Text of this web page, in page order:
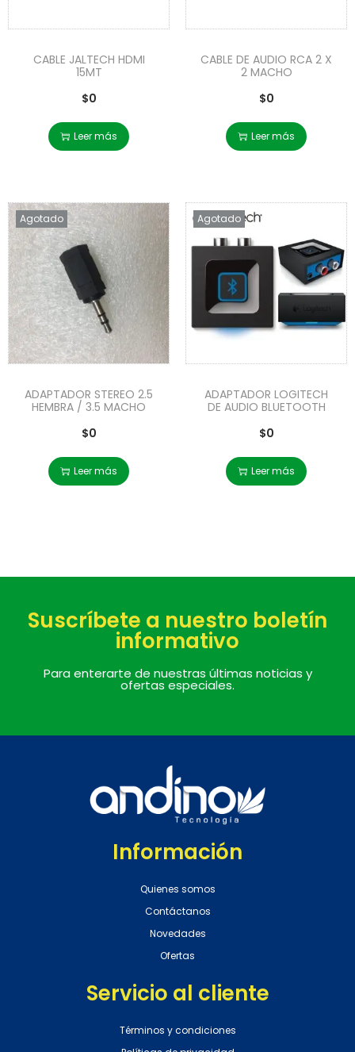
CABLE JALTECH HDMI
15MT
$0
Leer más
CABLE DE AUDIO RCA 2 X
2 MACHO
$0
Leer más
Agotado
ADAPTADOR STEREO 2.5
HEMBRA / 3.5 MACHO
$0
Leer más
Agotado
ADAPTADOR LOGITECH
DE AUDIO BLUETOOTH
$0
Leer más
Suscríbete a nuestro boletín
informativo
Para enterarte de nuestras últimas noticias y
ofertas especiales.
Información
Quienes somos
Contáctanos
Novedades
Ofertas
Servicio al cliente
Términos y condiciones